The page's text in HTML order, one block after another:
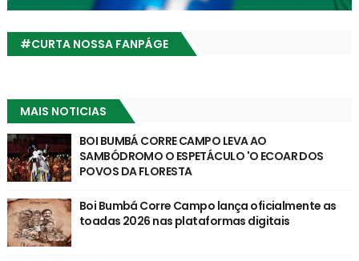
#CURTA NOSSA FANPÁGE
MAIS NOTICIAS
BOI BUMBÁ CORRE CAMPO LEVA AO
SAMBÓDROMO O ESPETÁCULO 'O ECOAR DOS
POVOS DA FLORESTA
Boi Bumbá Corre Campo lança oficialmente as
toadas 2026 nas plataformas digitais